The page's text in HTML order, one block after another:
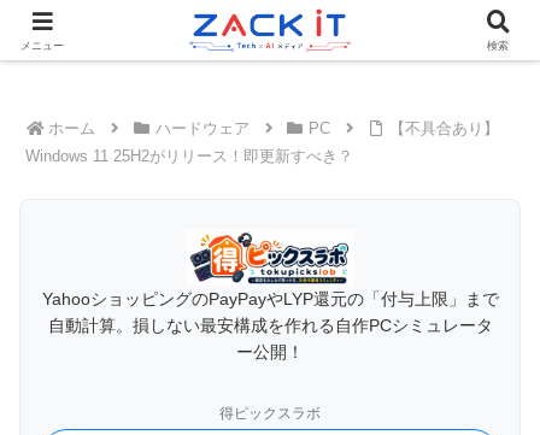
Tech×AIメディア『ZACK IT - 未来をもっと身近に』
ホーム ハードウェア PC
【不具合あり】
Windows 11 25H2がリリース！即更新すべき？
YahooショッピングのPayPayやLYP還元の「付与上限」まで
自動計算。損しない最安構成を作れる自作PCシミュレータ
ー公開！
得ピックスラボ
メニュー 検索